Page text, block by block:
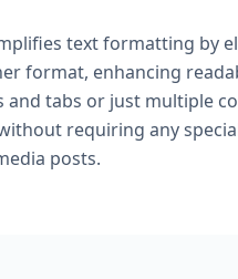
text formatting by
format, enhancing
tabs or just multiple
requiring any
posts.